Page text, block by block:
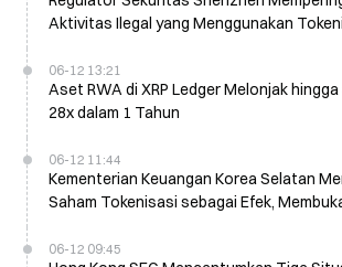
Aktivitas Ilegal yang Menggunakan
06-12 13:21
Aset RWA di XRP Ledger Melonjak hingga
28x dalam 1 Tahun
06-12 11:44
Kementerian Keuangan Korea Selatan
Saham Tokenisasi sebagai Efek,
06-12 09:45